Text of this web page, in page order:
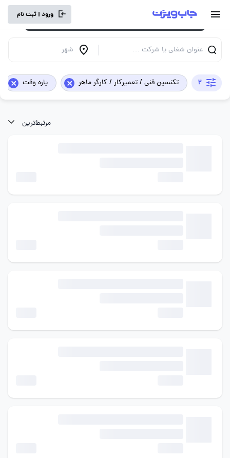
ورود | ثبت نام
عنوان شغلی یا شرکت … شهر
2 تکنسین فنی / تعمیرکار / کارگر ماهر × پاره وقت ×
برای تجربه کاربری بهتر و سرعت بالاتر، vpn
خود را خاموش کنید.